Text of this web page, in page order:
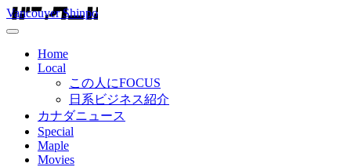
Vancouver Shinpo
Home
Local
この人にFOCUS
日系ビジネス紹介
カナダニュース
Special
Maple
Movies